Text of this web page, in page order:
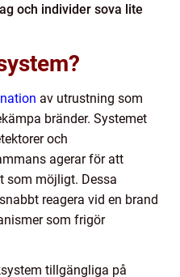
och individer sova lite
av utrustning som
bränder. Systemet
och
agerar för att
som möjligt. Dessa
reagera vid en brand
som frigör
tillgängliga på